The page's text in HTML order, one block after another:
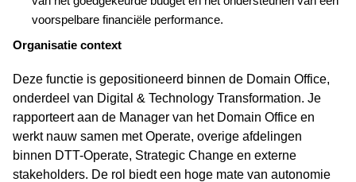
voorspelbare financiële performance.
Organisatie context
Deze functie is gepositioneerd binnen de Domain Office,
onderdeel van Digital & Technology Transformation. Je
rapporteert aan de Manager van het Domain Office en
werkt nauw samen metOperate, overige afdelingen
binnen DTT-Operate, Strategic Change en externe
stakeholders. De rol biedt een hoge mate van autonomie